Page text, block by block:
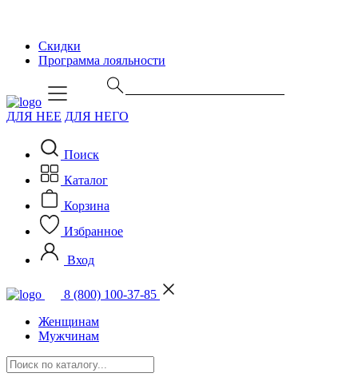
Скидки
Программа лояльности
ДЛЯ НЕЕ ДЛЯ НЕГО
Поиск
Каталог
Корзина
Избранное
Вход
8 (800) 100-37-85
Женщинам
Мужчинам